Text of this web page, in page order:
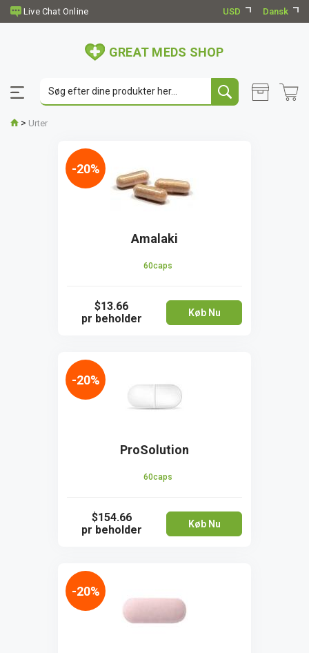
USD Dansk
GREAT MEDS SHOP
> Urter
Amalaki
60caps
$13.66
pr beholder
Køb Nu
-20%
ProSolution
60caps
$154.66
pr beholder
Køb Nu
-20%
-20%